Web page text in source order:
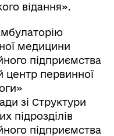
відання».
медицини
підприємства
центр первинної
зі Структури
підрозділів
підприємства